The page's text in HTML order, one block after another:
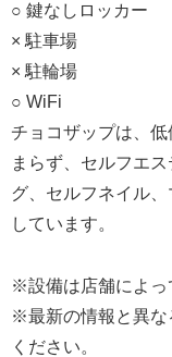
○ 鍵なしロッカー
× 駐車場
× 駐輪場
○ WiFi
チョコザップは、
まらず、セルフエ
グ、セルフネイル
しています。
※設備は店舗によっ
※最新の情報と異な
ください。